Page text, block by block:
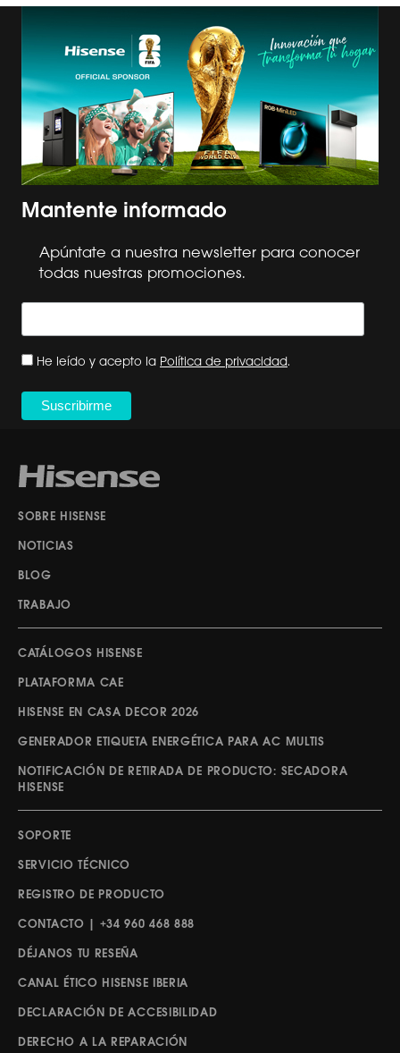
Mantente informado
Apúntate a nuestra newsletter para conocer
todas nuestras promociones.
He leído y acepto la Política de privacidad.
SOBRE HISENSE
NOTICIAS
BLOG
TRABAJO
CATÁLOGOS HISENSE
PLATAFORMA CAE
HISENSE EN CASA DECOR 2026
GENERADOR ETIQUETA ENERGÉTICA PARA AC MULTIS
NOTIFICACIÓN DE RETIRADA DE PRODUCTO: SECADORA
HISENSE
SOPORTE
SERVICIO TÉCNICO
REGISTRO DE PRODUCTO
CONTACTO | +34 960 468 888
DÉJANOS TU RESEÑA
CANAL ÉTICO HISENSE IBERIA
DECLARACIÓN DE ACCESIBILIDAD
DERECHO A LA REPARACIÓN